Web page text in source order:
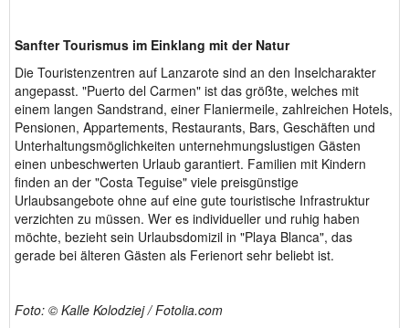
Sanfter Tourismus im Einklang mit der Natur
Die Touristenzentren auf Lanzarote sind an den Inselcharakter
angepasst. "Puerto del Carmen" ist das größte, welches mit
einem langen Sandstrand, einer Flaniermeile, zahlreichen Hotels,
Pensionen, Appartements, Restaurants, Bars, Geschäften und
Unterhaltungsmöglichkeiten unternehmungslustigen Gästen
einen unbeschwerten Urlaub garantiert. Familien mit Kindern
finden an der "Costa Teguise" viele preisgünstige
Urlaubsangebote ohne auf eine gute touristische Infrastruktur
verzichten zu müssen. Wer es individueller und ruhig haben
möchte, bezieht sein Urlaubsdomizil in "Playa Blanca", das
gerade bei älteren Gästen als Ferienort sehr beliebt ist.
Foto: © Kalle Kolodziej / Fotolia.com